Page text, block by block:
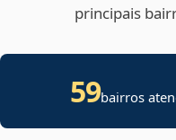
principais
59bairros